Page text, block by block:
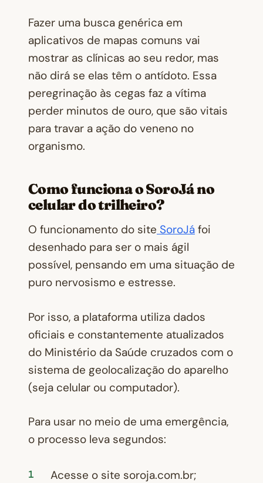
Fazer uma busca genérica em
aplicativos de mapas comuns vai
mostrar as clínicas ao seu redor, mas
não dirá se elas têm o antídoto. Essa
peregrinação às cegas faz a vítima
perder minutos de ouro, que são vitais
para travar a ação do veneno no
organismo.
Como funciona o SoroJá no
celular do trilheiro?
O funcionamento do site SoroJá foi
desenhado para ser o mais ágil
possível, pensando em uma situação de
puro nervosismo e estresse.
Por isso, a plataforma utiliza dados
oficiais e constantemente atualizados
do Ministério da Saúde cruzados com o
sistema de geolocalização do aparelho
(seja celular ou computador).
Para usar no meio de uma emergência,
o processo leva segundos:
Acesse o site soroja.com.br;